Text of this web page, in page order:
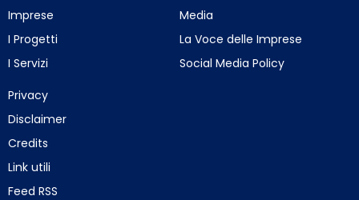
Imprese
I Progetti
I Servizi
Media
La Voce delle Imprese
Social Media Policy
Privacy
Disclaimer
Credits
Link utili
Feed RSS